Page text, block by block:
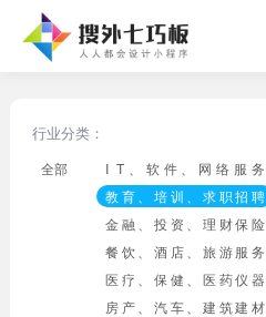
行业分类：
全部
I T、软件、网络服务
教育、培训、求职招聘
金融、投资、理财保险
餐饮、酒店、旅游服务
医疗、保健、医药仪器
房产、汽车、建筑建材